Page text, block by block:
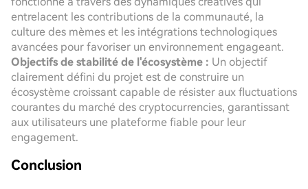
entrelacent les contributions de la communauté, la
culture des mèmes et les intégrations technologiques
avancées pour favoriser un environnement engageant.
Objectifs de stabilité de l'écosystème : Un objectif
clairement défini du projet est de construire un
écosystème croissant capable de résister aux fluctuations
courantes du marché des cryptocurrencies, garantissant
aux utilisateurs une plateforme fiable pour leur
engagement.
Conclusion